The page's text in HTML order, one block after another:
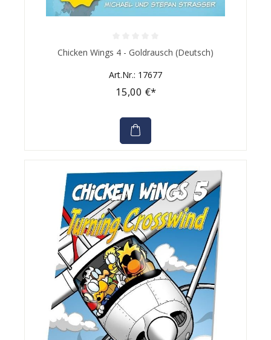
Durchschnittliche Bewertung von 0 von 5 Sternen
Chicken Wings 4 - Goldrausch (Deutsch)
Art.Nr.: 17677
15,00 €*